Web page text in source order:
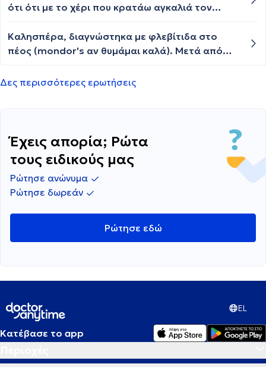
Έχω hashimoto και παίρνω θυροξίνη. Περπατώ 1
ότι ότι με το χέρι που κρατάω αγκαλιά τον
γρουμπούλι μέσα σκληρό το οποίο δεν πονάει
καθόλου..Θα επισκεφθώ γιατρό αν δεν
συμβουλή???
Καλησπέρα, διαγνώστηκα με φλεβίτιδα στο
πέος (mondor's αν θυμάμαι καλά). Μετά από
μαλάκωσε η φλέβα και δεν νιώθω πόνο ωστόσο
Δες περισσότερες ερωτήσεις
Έχεις απορία; Ρώτα
τους ειδικούς μας
Ρώτησε ανώνυμα
Ρώτησε δωρεάν
Ρώτησε εδώ
EL
Κατέβασε το app